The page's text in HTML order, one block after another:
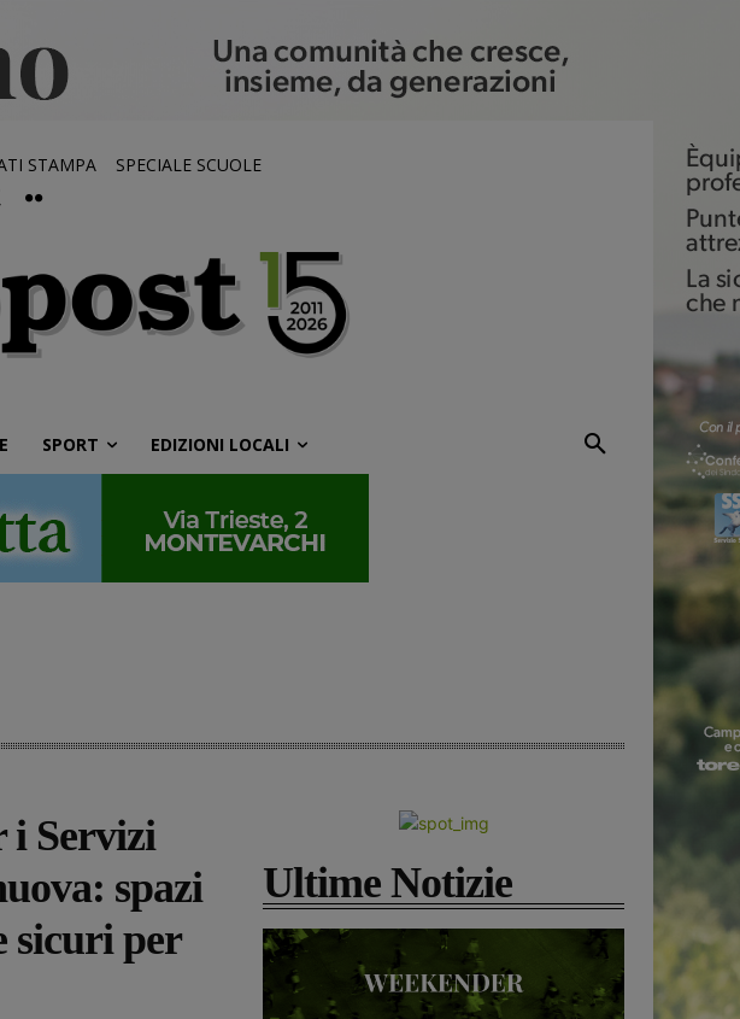
STAMPA SPECIALE SCUOLE
SPORT EDIZIONI LOCALI
i Servizi
spazi
sicuri per
Ultime Notizie